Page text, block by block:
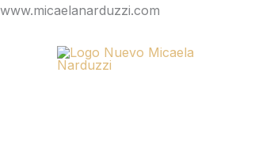
www.micaelanarduzzi.com
contenido